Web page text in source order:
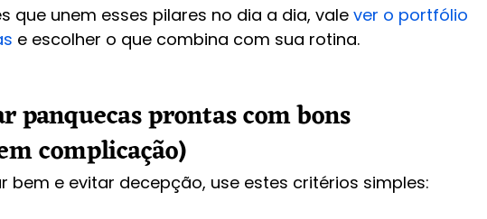
que unem esses pilares no dia a dia, vale ver o portfólio
e escolher o que combina com sua rotina.
panquecas prontas com bons
complicação)
bem e evitar decepção, use estes critérios simples: